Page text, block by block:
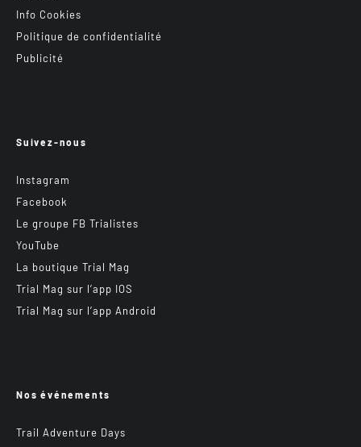
Info Cookies
Politique de confidentialité
Publicité
Suivez-nous
Instagram
Facebook
Le groupe FB Trialistes
YouTube
La boutique Trial Mag
Trial Mag sur l’app IOS
Trial Mag sur l’app Android
Nos événements
Trail Adventure Days